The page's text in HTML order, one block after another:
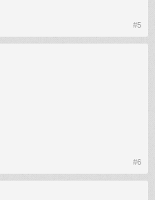
#5
#6